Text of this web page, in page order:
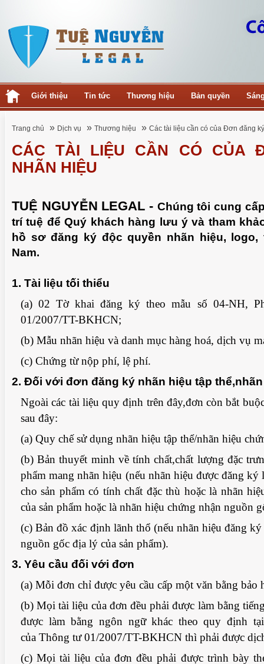
Giới thiệu Tin tức Thương hiệu Bản quyền
Trang chủ » Dịch vụ » Thương hiệu » Các tài liệu cần có của Đơn đăng
CÁC TÀI LIỆU CẦN CÓ CỦA
NHÃN HIỆU
TUỆ NGUYỄN LEGAL - Chúng tôi cung
trí tuệ để Quý khách hàng lưu ý và tham
hồ sơ đăng ký độc quyền nhãn hiệu,
Nam.
1. Tài liệu tối thiểu
(a) 02 Tờ khai đăng ký theo mẫu số 04-NH,
01/2007/TT-BKHCN;
(b) Mẫu nhãn hiệu và danh mục hàng hoá, dịch vụ
(c) Chứng từ nộp phí, lệ phí.
2. Đối với đơn đăng ký nhãn hiệu tập
Ngoài các tài liệu quy định trên đây,đơn còn bắt
sau đây:
(a) Quy chế sử dụng nhãn hiệu tập thể/nhãn hiệu
(b) Bản thuyết minh về tính chất,chất lượng đặc
phẩm mang nhãn hiệu (nếu nhãn hiệu được đăng ký
cho sản phẩm có tính chất đặc thù hoặc là nhãn
của sản phẩm hoặc là nhãn hiệu chứng nhận nguồn
(c) Bản đồ xác định lãnh thổ (nếu nhãn hiệu đăng
nguồn gốc địa lý của sản phẩm).
3. Yêu cầu đối với đơn
(a) Mỗi đơn chỉ được yêu cầu cấp một văn bằng bảo
(b) Mọi tài liệu của đơn đều phải được làm bằng
được làm bằng ngôn ngữ khác theo quy định
của Thông tư 01/2007/TT-BKHCN thì phải được
(c) Mọi tài liệu của đơn đều phải được trình bày
TUỆ
TUỆ